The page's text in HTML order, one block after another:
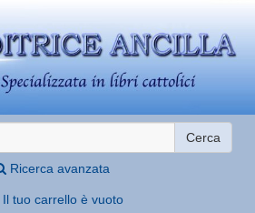
Cerca
Ricerca avanzata
Il tuo carrello è vuoto